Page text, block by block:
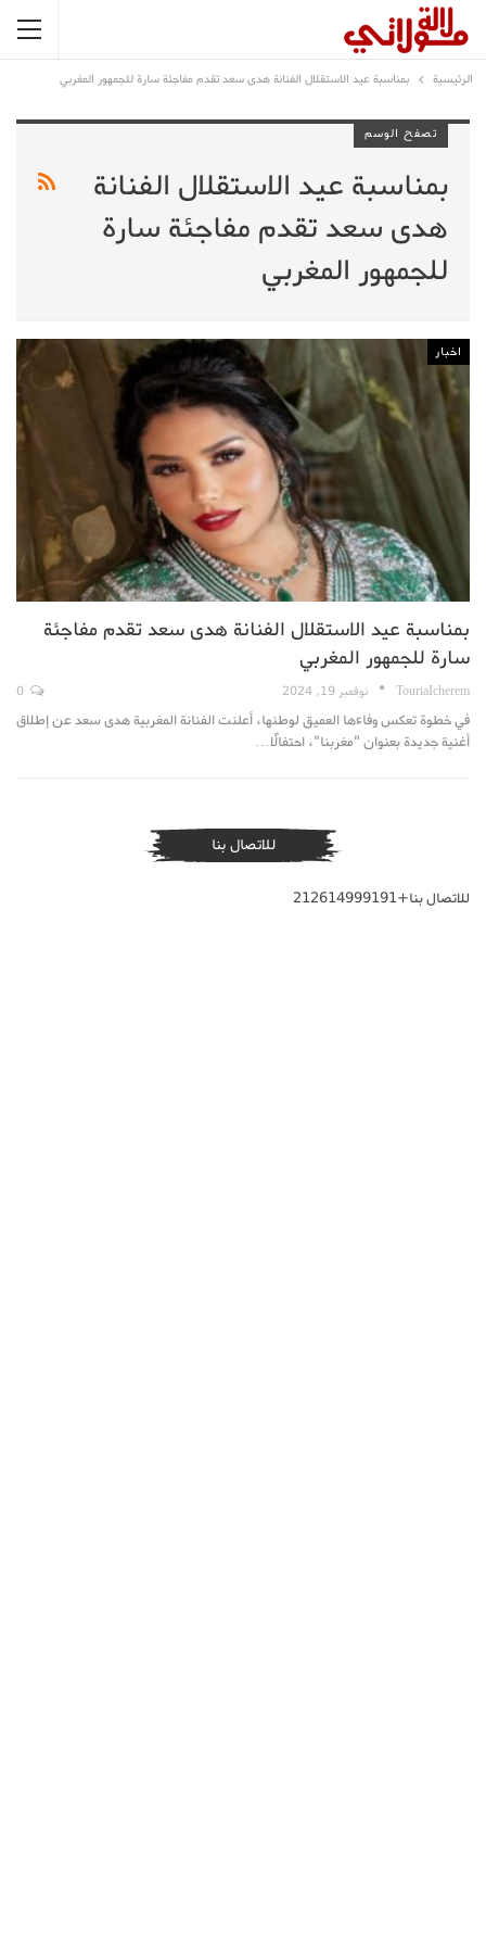
الرئيسية بمناسبة عيد الاستقلال الفنانة هدى سعد تقدم مفاجئة سارة للجمهور المغربي
تصفح الوسم
بمناسبة عيد الاستقلال الفنانة
هدى سعد تقدم مفاجئة سارة
للجمهور المغربي
اخبار
بمناسبة عيد الاستقلال الفنانة هدى سعد تقدم مفاجئة
سارة للجمهور المغربي
TouriaIcherem نوفمبر 19, 2024
في خطوة تعكس وفاءها العميق لوطنها، أعلنت الفنانة المغربية هدى سعد عن إطلاق
أغنية جديدة بعنوان "مغربنا"، احتفالًا…
للاتصال بنا
للاتصال بنا+212614999191